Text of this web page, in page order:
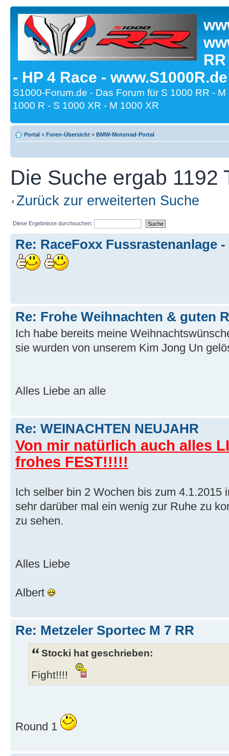
- HP 4 Race -
S1000-Forum.de - Das Forum für S 1000 RR -
1000 R - S 1000 XR - M 1000 XR
Portal » Foren-Übersicht » BMW-Motorrad-Portal
Die Suche ergab 1192
Zurück zur erweiterten Suche
Diese Ergebnisse durchsuchen:
Re: RaceFoxx Fussrastenanlage
Re: Frohe Weihnachten & guten
Ich habe bereits meine
sie wurden von unserem Kim Jong Un
Alles Liebe an alle
Re: WEINACHTEN NEUJAHR
Von mir natürlich auch alles
frohes FEST!!!!!
Ich selber bin 2 Wochen bis zum 4.1.2015
sehr darüber mal ein wenig zur Ruhe zu
zu sehen.
Alles Liebe
Albert
Re: Metzeler Sportec M 7 RR
Stocki hat geschrieben:
Fight!!!!
Round 1